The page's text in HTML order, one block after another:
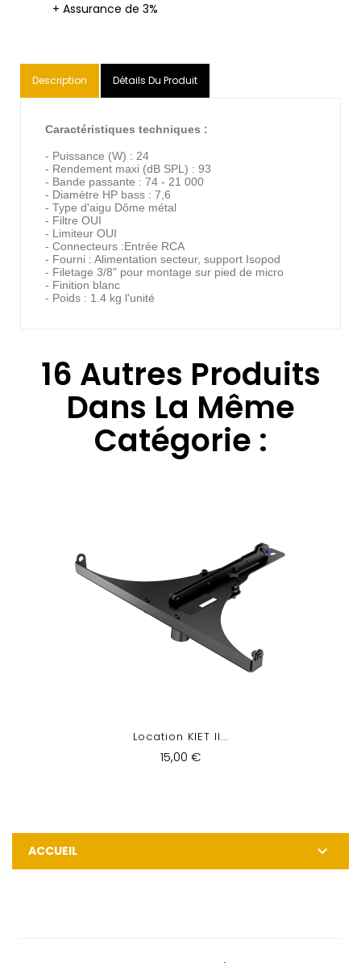
+ Assurance de 3%
Description Détails Du Produit
Caractéristiques techniques :
- Puissance (W) : 24
- Rendement maxi (dB SPL) : 93
- Bande passante : 74 - 21 000
- Diamètre HP bass : 7,6
- Type d'aigu Dôme métal
- Filtre OUI
- Limiteur OUI
- Connecteurs :Entrée RCA
- Fourni : Alimentation secteur, support Isopod
- Filetage 3/8" pour montage sur pied de micro
- Finition blanc
- Poids : 1.4 kg l'unité
16 Autres Produits
Dans La Même
Catégorie :
Location KIET II...
15,00 €
ACCUEIL 